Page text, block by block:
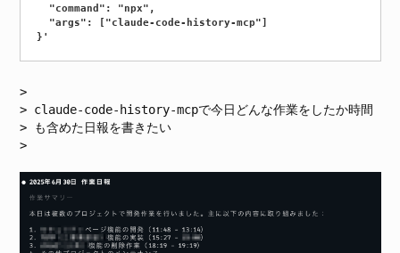
  "command": "npx",
  "args": ["claude-code-history-mcp"]
claude-code-history-mcpで今日どんな作業をしたか時間
も含めた日報を書きたい